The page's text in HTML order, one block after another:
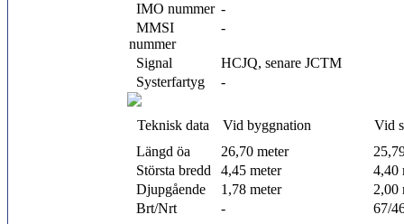
IMO nummer -
MMSI
nummer
-
Signal
HCJQ, senare JCTM
Systerfartyg
-
Teknisk data Vid byggnation
Vid
Längd öa
26,70 meter
Största bredd
4,45 meter
4,40
Djupgående
1,78 meter
2,00
Brt/Nrt
-
67/